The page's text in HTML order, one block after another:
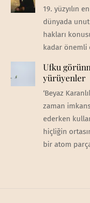
19. yüzyılın
dünyada
hakları
kadar önemli
Ufku
yürüyenler
‘Beyaz
zaman
ederken
hiçliğin
bir atom